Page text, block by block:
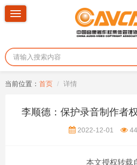
Toggle
当前位置： 首页 详情
李顺德：保护录音制作者
2022-12-01
本文授权转载